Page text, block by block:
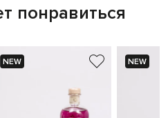
понравиться
NEW NEW